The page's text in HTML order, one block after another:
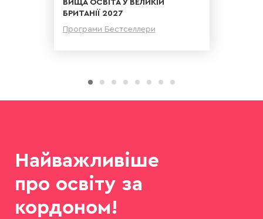
БРИТАНІЇ 2027
Програми Бестселлери
Найважливіше
про освіту за
кордоном!